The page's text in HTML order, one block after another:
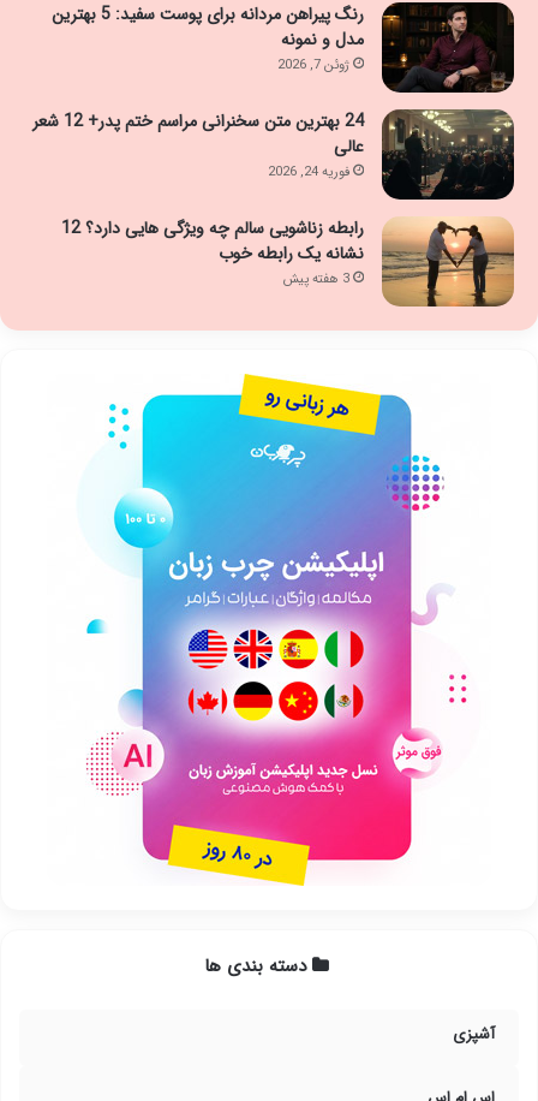
رنگ پیراهن مردانه برای پوست سفید: 5 بهترین
مدل و نمونه
ژوئن 7, 2026
24 بهترین متن سخنرانی مراسم ختم پدر+ 12 شعر
عالی
فوریه 24, 2026
رابطه زناشویی سالم چه ویژگی هایی دارد؟ 12
نشانه یک رابطه خوب
3 هفته پیش
دسته بندی ها
آشپزی